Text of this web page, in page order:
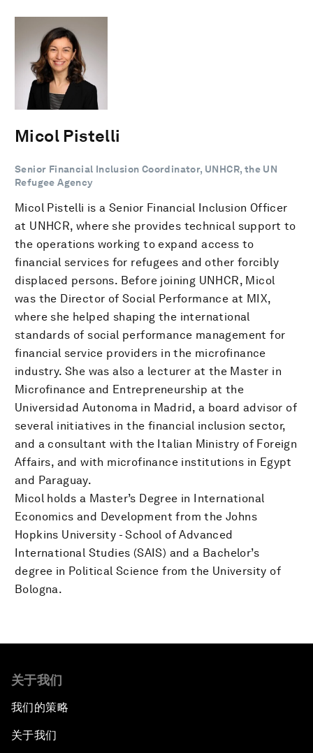
Micol Pistelli
Senior Financial Inclusion Coordinator, UNHCR, the UN
Refugee Agency
Micol Pistelli is a Senior Financial Inclusion Officer
at UNHCR, where she provides technical support to
the operations working to expand access to
financial services for refugees and other forcibly
displaced persons. Before joining UNHCR, Micol
was the Director of Social Performance at MIX,
where she helped shaping the international
standards of social performance management for
financial service providers in the microfinance
industry. She was also a lecturer at the Master in
Microfinance and Entrepreneurship at the
Universidad Autonoma in Madrid, a board advisor of
several initiatives in the financial inclusion sector,
and a consultant with the Italian Ministry of Foreign
Affairs, and with microfinance institutions in Egypt
and Paraguay.
Micol holds a Master’s Degree in International
Economics and Development from the Johns
Hopkins University - School of Advanced
International Studies (SAIS) and a Bachelor’s
degree in Political Science from the University of
Bologna.
关于我们
我们的策略
关于我们